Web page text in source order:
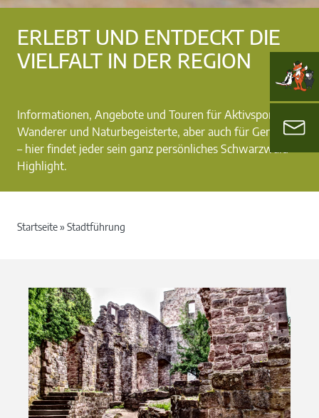
ERLEBT UND ENTDECKT DIE
VIELFALT IN DER REGION
Informationen, Angebote und Touren für Aktivsportler,
Wanderer und Naturbegeisterte, aber auch für Genießer
– hier findet jeder sein ganz persönliches Schwarzwald-
Highlight.
Startseite» Stadtführung